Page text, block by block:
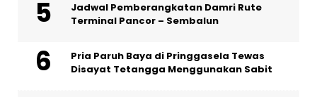
Jadwal Pemberangkatan Damri Rute
Terminal Pancor – Sembalun
Pria Paruh Baya di Pringgasela Tewas
Disayat Tetangga Menggunakan Sabit